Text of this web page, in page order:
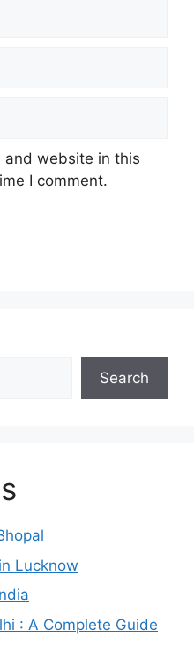
and website in this
I comment.
Search
Lucknow
: A Complete Guide